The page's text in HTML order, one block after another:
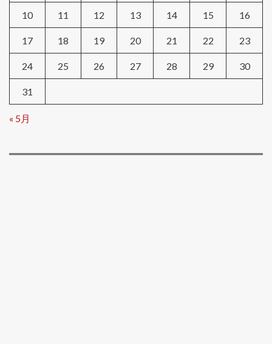
10 11 12 13 14 15 16
17 18 19 20 21 22 23
24 25 26 27 28 29 30
31
« 5月